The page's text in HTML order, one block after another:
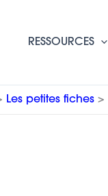
RESSOURCES
Les petites fiches